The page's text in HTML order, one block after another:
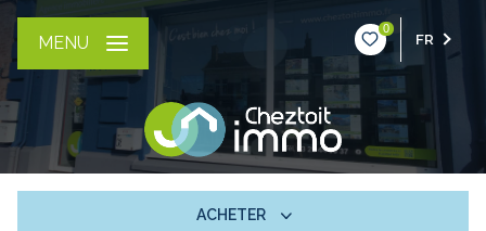
0
FR
MENU
ACHETER